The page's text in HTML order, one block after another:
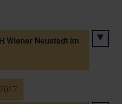
Wiener Neustadt im